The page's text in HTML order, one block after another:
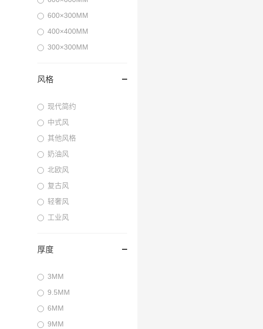
600×300MM
400×400MM
300×300MM
风格
现代简约
中式风
其他风格
奶油风
北欧风
复古风
轻奢风
工业风
厚度
3MM
9.5MM
6MM
9MM